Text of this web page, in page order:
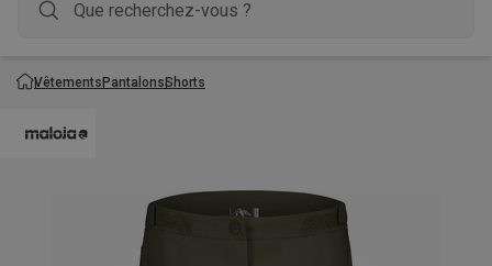
VêtementsPantalonsShorts